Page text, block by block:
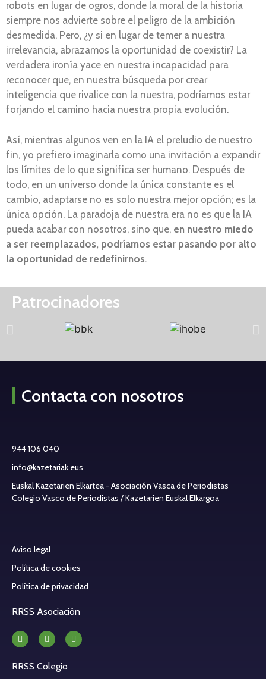
robots en lugar de ogros, donde la moral de la historia
siempre nos advierte sobre el peligro de la ambición
desmedida. Pero, ¿y si en lugar de temer a nuestra
irrelevancia, abrazamos la oportunidad de coexistir? La
verdadera ironía yace en nuestra incapacidad para
reconocer que, en nuestra búsqueda por crear
inteligencia que rivalice con la nuestra, podríamos estar
forjando el camino hacia nuestra propia evolución.
Así, mientras algunos ven en la IA el preludio de nuestro
fin, yo prefiero imaginarla como una invitación a expandir
los límites de lo que significa ser humano. Después de
todo, en un universo donde la única constante es el
cambio, adaptarse no es solo nuestra mejor opción; es la
única opción. La paradoja de nuestra era no es que la IA
pueda acabar con nosotros, sino que, en nuestro miedo
a ser reemplazados, podríamos estar pasando por alto
la oportunidad de redefinirnos.
Patrocinadores
Contacta con nosotros
944 106 040
info@kazetariak.eus
Euskal Kazetarien Elkartea - Asociación Vasca de Periodistas
Colegio Vasco de Periodistas / Kazetarien Euskal Elkargoa
Aviso legal
Política de cookies
Política de privacidad
RRSS Asociación
RRSS Colegio